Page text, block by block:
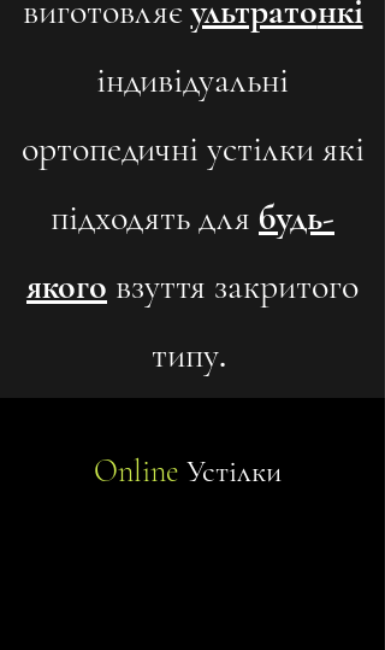
виготовляєультратонкі
індивідуальні
ортопедичні устілки які
підходять для будь-
якого взуття закритого
типу.
Online Устілки